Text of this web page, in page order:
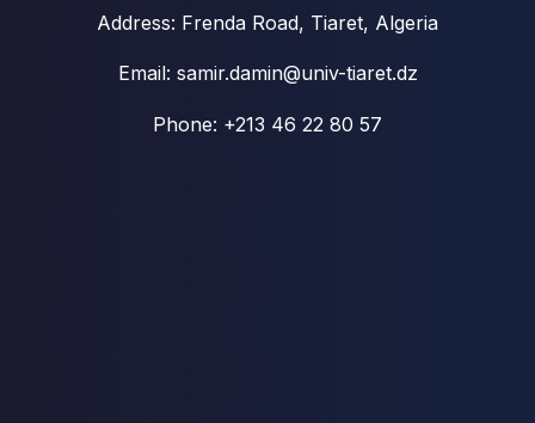
Address: Frenda Road, Tiaret, Algeria
Email: samir.damin@univ-tiaret.dz
Phone: +213 46 22 80 57